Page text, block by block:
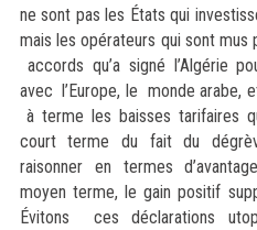
ne sont pas les États qui
mais les opérateurs qui sont mus
accords qu’a signé l’Algérie
avec l’Europe, le monde arabe,
à terme les baisses tarifaires
court terme du fait du
raisonner en termes
moyen terme, le gain positif
Évitons ces déclarations